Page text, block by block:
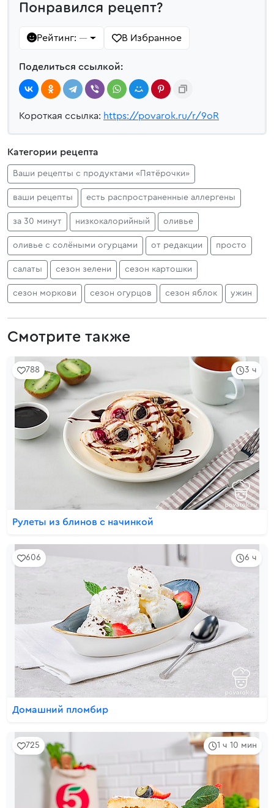
Понравился рецепт?
Рейтинг: — В Избранное
Поделиться ссылкой:
Короткая ссылка: https://povarok.ru/r/9oR
Категории рецепта
Ваши рецепты с продуктами «Пятёрочки»
ваши рецепты есть распространенные аллергены
за 30 минут низкокалорийный оливье
оливье с солёными огурцами от редакции просто
салаты сезон зелени сезон картошки
сезон моркови сезон огурцов сезон яблок ужин
Смотрите также
3 ч
788
Рулеты из блинов с начинкой
6 ч
606
Домашний пломбир
1 ч 10 мин
725